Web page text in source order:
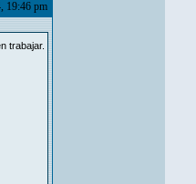
19:46 pm
trabajar.